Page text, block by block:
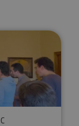
gusto en Bodegas